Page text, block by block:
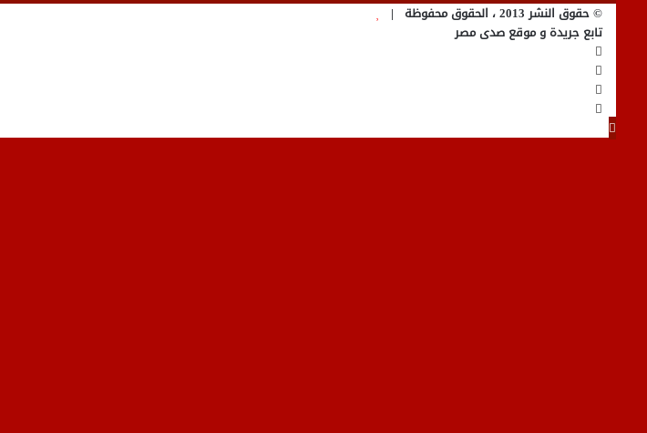
© حقوق النشر 2013 ، الحقوق محفوظة |
تابع جريدة و موقع صدى مصر
فيسبوك
تويتر
يوتيوب
انستقرام
زر
الذهاب